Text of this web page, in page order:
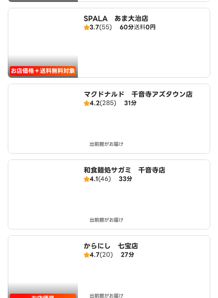
お店価格＋送料無料対象
SPALA あま大治店
3.7(55) 60分送料0円
マクドナルド 千音寺アズタウン店
4.2(285) 31分
出前館がお届け
和食麺処サガミ 千音寺店
4.1(46) 33分
出前館がお届け
からにし 七宝店
4.7(20) 27分
出前館がお届け